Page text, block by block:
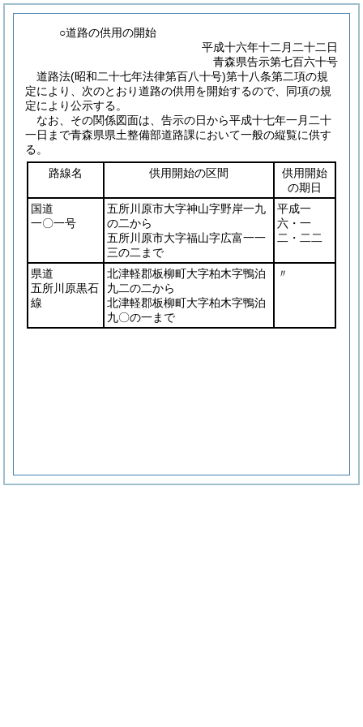
○道路の供用の開始
平成十六年十二月二十二日
青森県告示第七百六十号
道路法(昭和二十七年法律第百八十号)第十八条第二項の規
定により、次のとおり道路の供用を開始するので、同項の規
定により公示する。
なお、その関係図面は、告示の日から平成十七年一月二十
一日まで青森県県土整備部道路課において一般の縦覧に供す
る。
路線名
供用開始の区間
供用開始
の期日
国道
一〇一号
五所川原市大字神山字野岸一九
の二から
五所川原市大字福山字広富一一
三の二まで
平成一
六・一
二・二二
県道
五所川原黒石
線
北津軽郡板柳町大字柏木字鴨泊
九二の二から
北津軽郡板柳町大字柏木字鴨泊
九〇の一まで
〃